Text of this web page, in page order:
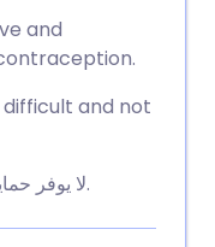
and
difficult and not
لا يوفر حماية ضد العدوى المنقولة جنسياً.